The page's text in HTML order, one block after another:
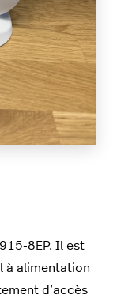
8EP. Il est
à alimentation
d’accès